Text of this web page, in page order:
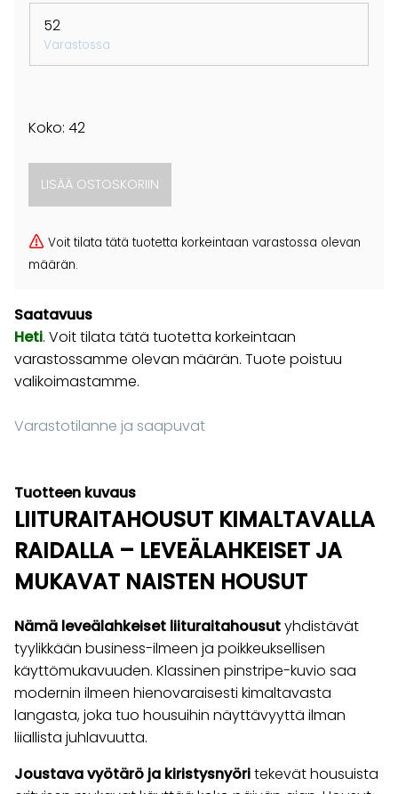
52
Varastossa
Koko: 42
Voit tilata tätä tuotetta korkeintaan varastossa olevan
määrän.
Saatavuus
Heti. Voit tilata tätä tuotetta korkeintaan
varastossamme olevan määrän. Tuote poistuu
valikoimastamme.
Varastotilanne ja saapuvat
Tuotteen kuvaus
LIITURAITAHOUSUT KIMALTAVALLA
RAIDALLA – LEVEÄLAHKEISET JA
MUKAVAT NAISTEN HOUSUT
Nämä leveälahkeiset liituraitahousutyhdistävät
tyylikkään business-ilmeen ja poikkeuksellisen
käyttömukavuuden. Klassinen pinstripe-kuvio saa
modernin ilmeen hienovaraisesti kimaltavasta
langasta, joka tuo housuihin näyttävyyttä ilman
liiallista juhlavuutta.
Joustava vyötärö ja kiristysnyöritekevät housuista